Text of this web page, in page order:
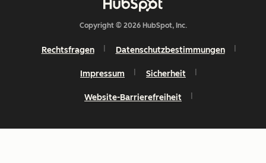
Copyright © 2026 HubSpot, Inc.
Rechtsfragen Datenschutzbestimmungen
Impressum Sicherheit
Website-Barrierefreiheit